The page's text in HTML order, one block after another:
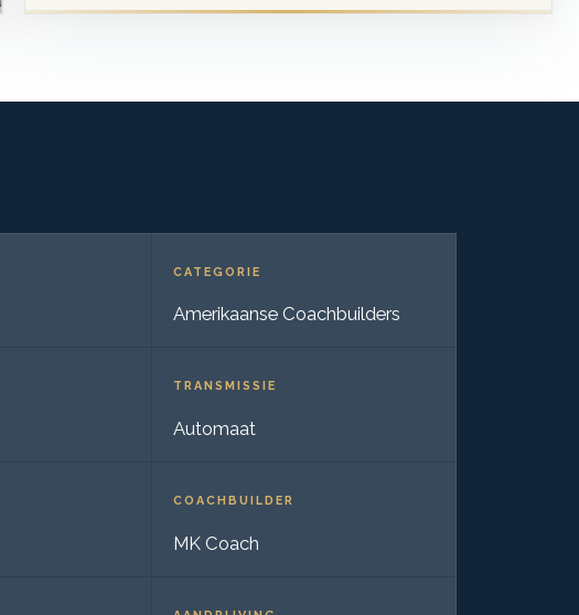
CATEGORIE
Amerikaanse Coachbuilders
TRANSMISSIE
Automaat
COACHBUILDER
MK Coach